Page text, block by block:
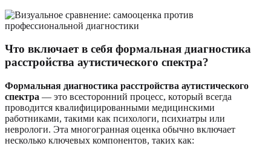
Что включает в себя формальная диагностика
расстройства аутистического спектра?
Формальная диагностика расстройства аутистического
спектра — это всесторонний процесс, который всегда
проводится квалифицированными медицинскими
работниками, такими как психологи, психиатры или
неврологи. Эта многогранная оценка обычно включает
несколько ключевых компонентов, таких как: